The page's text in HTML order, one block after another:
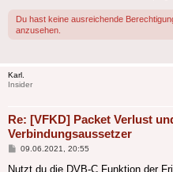
Du hast keine ausreichende
anzusehen.
Karl.
Insider
Re: [VFKD] Packet Verlust
Verbindungsaussetzer
Beitrag
09.06.2021, 20:55
Nutzt du die DVB-C Funktion der